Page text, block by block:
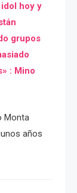
hoy y
grupos
: Mino
Monta
años